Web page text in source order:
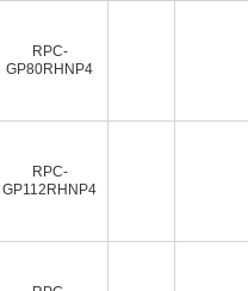
RPC-
GP80RHNP4
RPC-
GP112RHNP4